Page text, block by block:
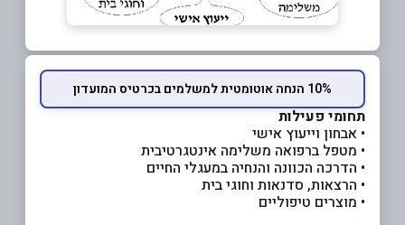
10% הנחה אוטומטית למשלמים בכרטיס המועדון
תחומי פעילות
• אבחון וייעוץ אישי
• מטפל ברפואה משלימה אינטגרטיבית
• הדרכה הכוונה והנחיה במעגלי החיים
• הרצאות, סדנאות וחוגי בית
• מוצרים טיפוליים